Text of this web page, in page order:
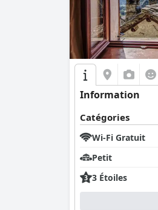
Information
Catégories
Wi-Fi Gratuit
Petit
3 Étoiles